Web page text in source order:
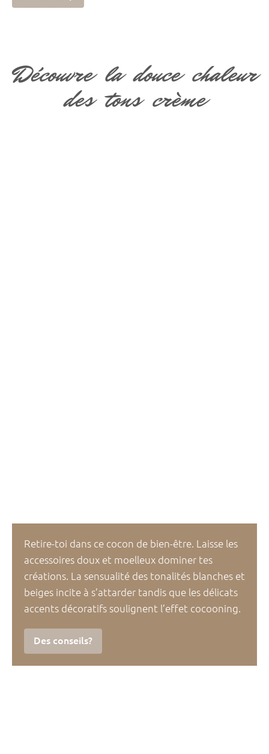
Découvre la douce chaleur
des tons crème
Retire-toi dans ce cocon de bien-être. Laisse les
accessoires doux et moelleux dominer tes
créations. La sensualité des tonalités blanches et
beiges incite à s’attarder tandis que les délicats
accents décoratifs soulignent l’effet cocooning.
Des conseils?